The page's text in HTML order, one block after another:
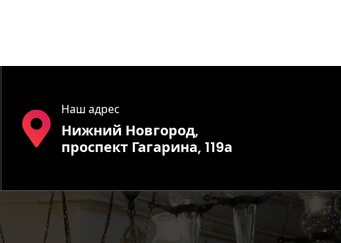
Наш адрес
Нижний Новгород,
проспект Гагарина, 119а